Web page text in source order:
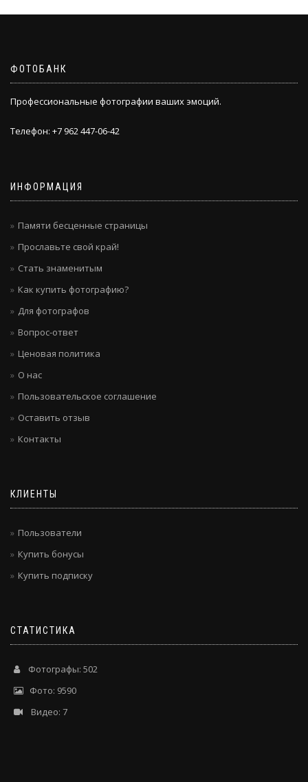
ФОТОБАНК
Профессиональные фотографии ваших эмоций.
Телефон: +7 962 447-06-42
ИНФОРМАЦИЯ
Памяти бесценные страницы
Прославьте свой край!
Стать знаменитым
Как купить фотографию?
Для фотографов
Вопрос-ответ
Ценовая политика
О нас
Пользовательское соглашение
Оставить отзыв
Контакты
КЛИЕНТЫ
Пользователи
Купить бонусы
Купить подписку
СТАТИСТИКА
Фотографы: 502
Фото: 9590
Видео: 7